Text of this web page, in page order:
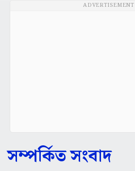
ADVERTISEMENT
সম্পর্কিত সংবাদ